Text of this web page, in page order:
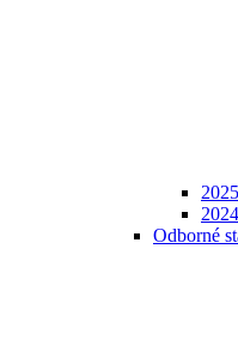
2025
2024
Odborné